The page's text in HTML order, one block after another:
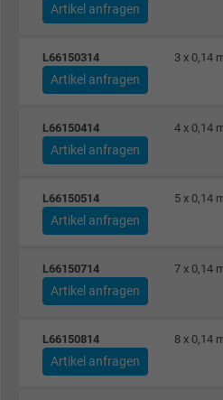
Artikel anfragen
L66150314 3 x 0,14
Artikel anfragen
L66150414 4 x 0,14
Artikel anfragen
L66150514 5 x 0,14
Artikel anfragen
L66150714 7 x 0,14
Artikel anfragen
L66150814 8 x 0,14
Artikel anfragen